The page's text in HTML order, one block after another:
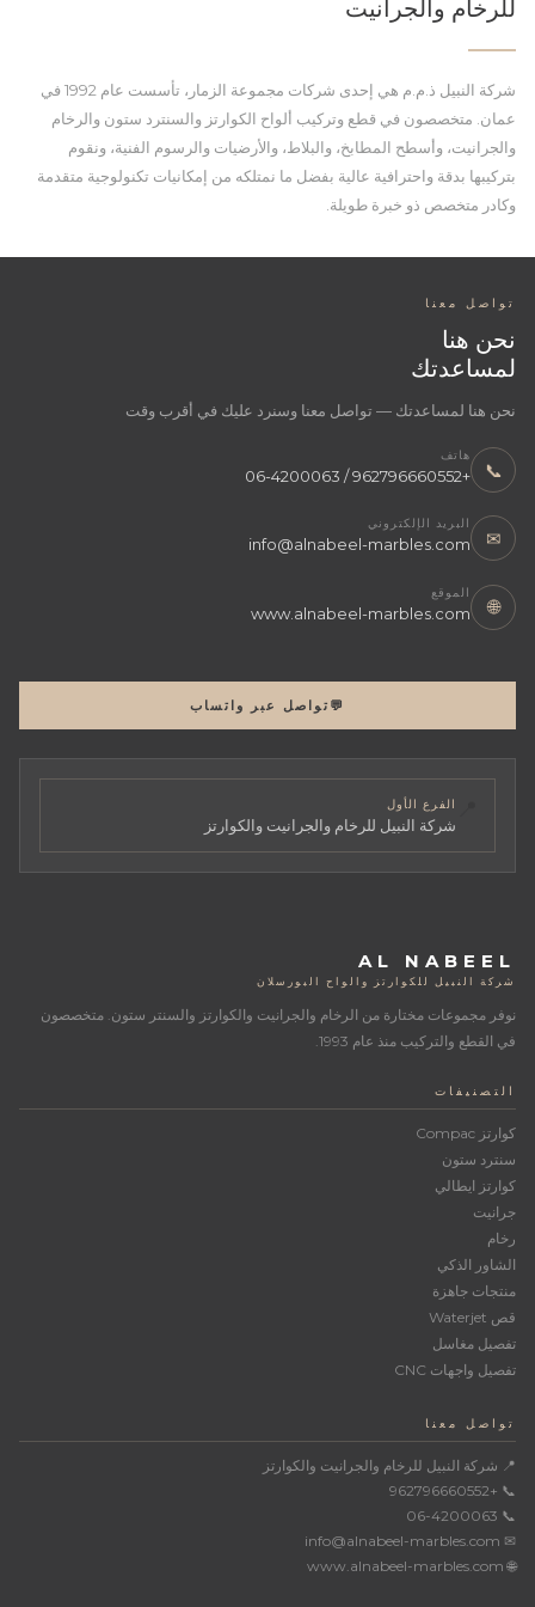
للرخام والجرانيت
شركة النبيل ذ.م.م هي إحدى شركات مجموعة الزمار، تأسست عام 1992 في
عمان. متخصصون في قطع وتركيب ألواح الكوارتز والسنترد ستون والرخام
والجرانيت، وأسطح المطابخ، والبلاط، والأرضيات والرسوم الفنية، ونقوم
بتركيبها بدقة واحترافية عالية بفضل ما نمتلكه من إمكانيات تكنولوجية متقدمة
وكادر متخصص ذو خبرة طويلة.
تواصل معنا
نحن هنا
لمساعدتك
نحن هنا لمساعدتك — تواصل معنا وسنرد عليك في أقرب وقت
📞
هاتف
+962796660552 / 06-4200063
✉
البريد الإلكتروني
info@alnabeel-marbles.com
🌐
الموقع
www.alnabeel-marbles.com
💬 تواصل عبر واتساب
الفرع الأول
شركة النبيل للرخام والجرانيت والكوارتز
AL NABEEL
شركة النبيل للكوارتز والواح البورسلان
نوفر مجموعات مختارة من الرخام والجرانيت والكوارتز والسنتر ستون. متخصصون
في القطع والتركيب منذ عام 1993.
التصنيفات
كوارتز Compac
سنترد ستون
كوارتز ايطالي
جرانيت
رخام
الشاور الذكي
منتجات جاهزة
قص Waterjet
تفصيل مغاسل
تفصيل واجهات CNC
تواصل معنا
📍 شركة النبيل للرخام والجرانيت والكوارتز
📞 +962796660552
📞 06-4200063
✉ info@alnabeel-marbles.com
🌐 www.alnabeel-marbles.com